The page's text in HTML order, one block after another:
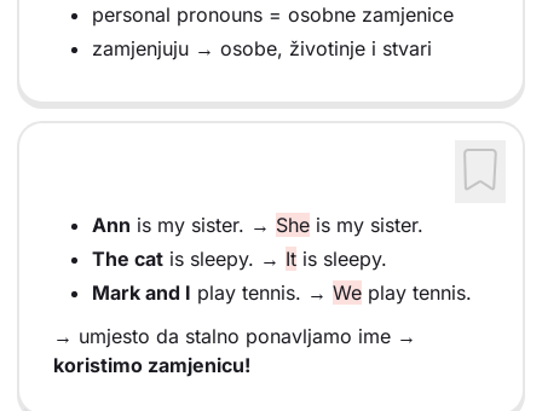
personal pronouns = osobne zamjenice
zamjenjuju → osobe, životinje i stvari
Ann is my sister. → She is my sister.
The cat is sleepy. → It is sleepy.
Mark and I play tennis. → We play tennis.
→ umjesto da stalno ponavljamo ime →
koristimo zamjenicu!